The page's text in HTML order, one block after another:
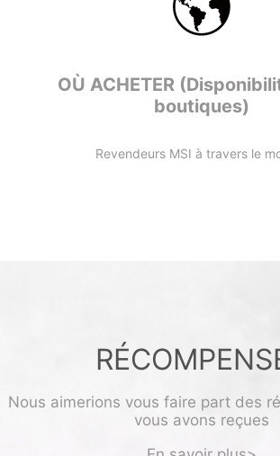
OÙ ACHETER
boutiques)
Revendeurs MSI à travers le
Nous aimerions vous faire part des
vous avons reçues